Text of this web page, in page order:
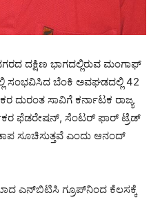
ದಕ್ಷಿಣ ಭಾಗದಲ್ಲಿರುವ ಮಂಗಾಫ್
ಸಂಭವಿಸಿದ ಬೆಂಕಿ ಅವಘಡದಲ್ಲಿ 42
ಸಾವಿಗೆ ಕರ್ನಾಟಕ ರಾಜ್ಯ
ಫೆಡರೇಷನ್, ಸೆಂಟರ್ ಫಾರ್ ಟ್ರೆಡ್
ಸೂಚಿಸುತ್ತವೆ ಎಂದು ಆನಂದ್
ಎನ್‌ಬಿಟಿಸಿ ಗ್ರೂಪ್‌ನಿಂದ ಕೆಲಸಕ್ಕೆ